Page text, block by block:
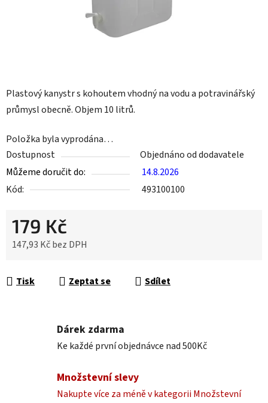
Plastový kanystr s kohoutem vhodný na vodu a potravinářský
průmysl obecně. Objem 10 litrů.
Položka byla vyprodána…
Dostupnost
Objednáno od dodavatele
Můžeme doručit do:
14.8.2026
Kód:
493100100
179 Kč
147,93 Kč bez DPH
Tisk
Zeptat se Sdílet
Dárek zdarma
Ke každé první objednávce nad 500Kč
Množstevní slevy
Nakupte více za méně v kategorii Množstevní